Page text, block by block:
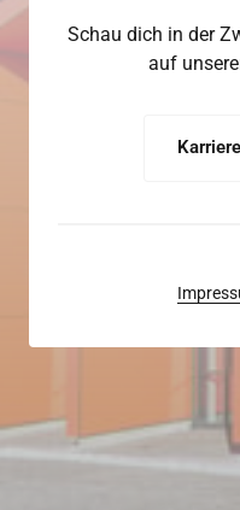
Schau dich in der
auf